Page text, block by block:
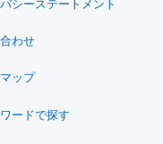
シーステートメント
わせ
ップ
ードで探す